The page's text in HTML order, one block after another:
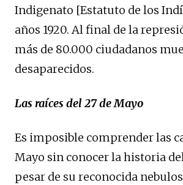
Indigenato [Estatuto de los
años 1920. Al final de la
más de 80.000 ciudadanos
desaparecidos.
Las raíces del 27 de Mayo
Es imposible comprender las
Mayo sin conocer la historia
pesar de su reconocida